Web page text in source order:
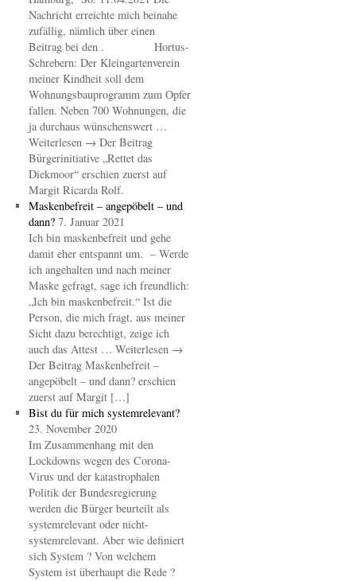
Nachricht erreichte mich beinahe
zufällig, nämlich über einen
Beitrag bei den . Hortus-
Schrebern: Der Kleingartenverein
meiner Kindheit soll dem
Wohnungsbauprogramm zum Opfer
fallen. Neben 700 Wohnungen, die
ja durchaus wünschenswert …
Weiterlesen → Der Beitrag
Bürgerinitiative „Rettet das
Diekmoor“ erschien zuerst auf
Margit Ricarda Rolf.
Maskenbefreit – angepöbelt – und
dann? 7. Januar 2021
Ich bin maskenbefreit und gehe
damit eher entspannt um. – Werde
ich angehalten und nach meiner
Maske gefragt, sage ich freundlich:
„Ich bin maskenbefreit.“ Ist die
Person, die mich fragt, aus meiner
Sicht dazu berechtigt, zeige ich
auch das Attest … Weiterlesen →
Der Beitrag Maskenbefreit –
angepöbelt – und dann? erschien
zuerst auf Margit […]
Bist du für mich systemrelevant?
23. November 2020
Im Zusammenhang mit den
Lockdowns wegen des Corona-
Virus und der katastrophalen
Politik der Bundesregierung
werden die Bürger beurteilt als
systemrelevant oder nicht-
systemrelevant. Aber wie definiert
sich System ? Von welchem
System ist überhaupt die Rede ?